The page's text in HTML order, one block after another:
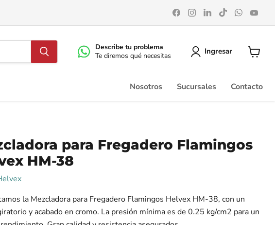
Encuéntrenos
en
Facebook
Encuéntrenos
en
Instagram
Encuéntrenos
en
LinkedIn
Encuéntrenos
en
TikTok
en
Describe tu problema
Te diremos qué necesitas
Ingresar
Nosotros Sucursales Contacto
para Fregadero Flamingos
HM-38
la Mezcladora para Fregadero Flamingos Helvex HM-38, con un
y acabado en cromo. La presión mínima es de 0.25 kg/cm2 para un